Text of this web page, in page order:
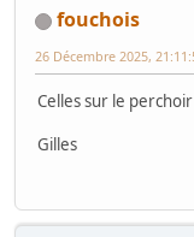
fouchois
26 Décembre 2025,
Celles sur le
Gilles